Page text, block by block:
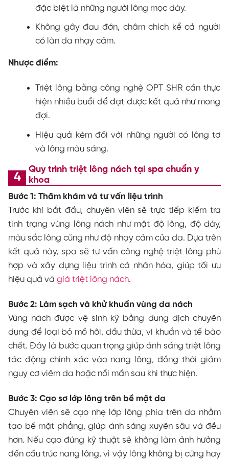
đặc biệt là những người lông mọc dày.
Không gây đau đớn, châm chích kể cả người
có làn da nhạy cảm.
Nhược điểm:
Triệt lông bằng công nghệ OPT SHR cần thực
hiện nhiều buổi để đạt được kết quả như mong
đợi.
Hiệu quả kém đối với những người có lông tơ
và lông màu sáng.
Quy trình triệt lông nách tại spa chuẩn y
khoa
Bước 1: Thăm khám và tư vấn liệu trình
Trước khi bắt đầu, chuyên viên sẽ trực tiếp kiểm tra
tình trạng vùng lông nách như mật độ lông, độ dày,
màu sắc lông cũng như độ nhạy cảm của da. Dựa trên
kết quả này, spa sẽ tư vấn công nghệ triệt lông phù
hợp và xây dựng liệu trình cá nhân hóa, giúp tối ưu
hiệu quả và giá triệt lông nách.
Bước 2: Làm sạch và khử khuẩn vùng da nách
Vùng nách được vệ sinh kỹ bằng dung dịch chuyên
dụng để loại bỏ mồ hôi, dầu thừa, vi khuẩn và tế bào
chết. Đây là bước quan trọng giúp ánh sáng triệt lông
tác động chính xác vào nang lông, đồng thời giảm
nguy cơ viêm da hoặc nổi mẩn sau khi thực hiện.
Bước 3: Cạo sơ lớp lông trên bề mặt da
Chuyên viên sẽ cạo nhẹ lớp lông phía trên da nhằm
tạo bề mặt phẳng, giúp ánh sáng xuyên sâu và đều
hơn. Nếu cạo đúng kỹ thuật sẽ không làm ảnh hưởng
đến cấu trúc nang lông, vì vậy lông không bị cứng hay